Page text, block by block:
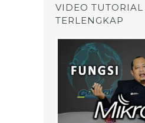
VIDEO TUTORIAL
TERLENGKAP